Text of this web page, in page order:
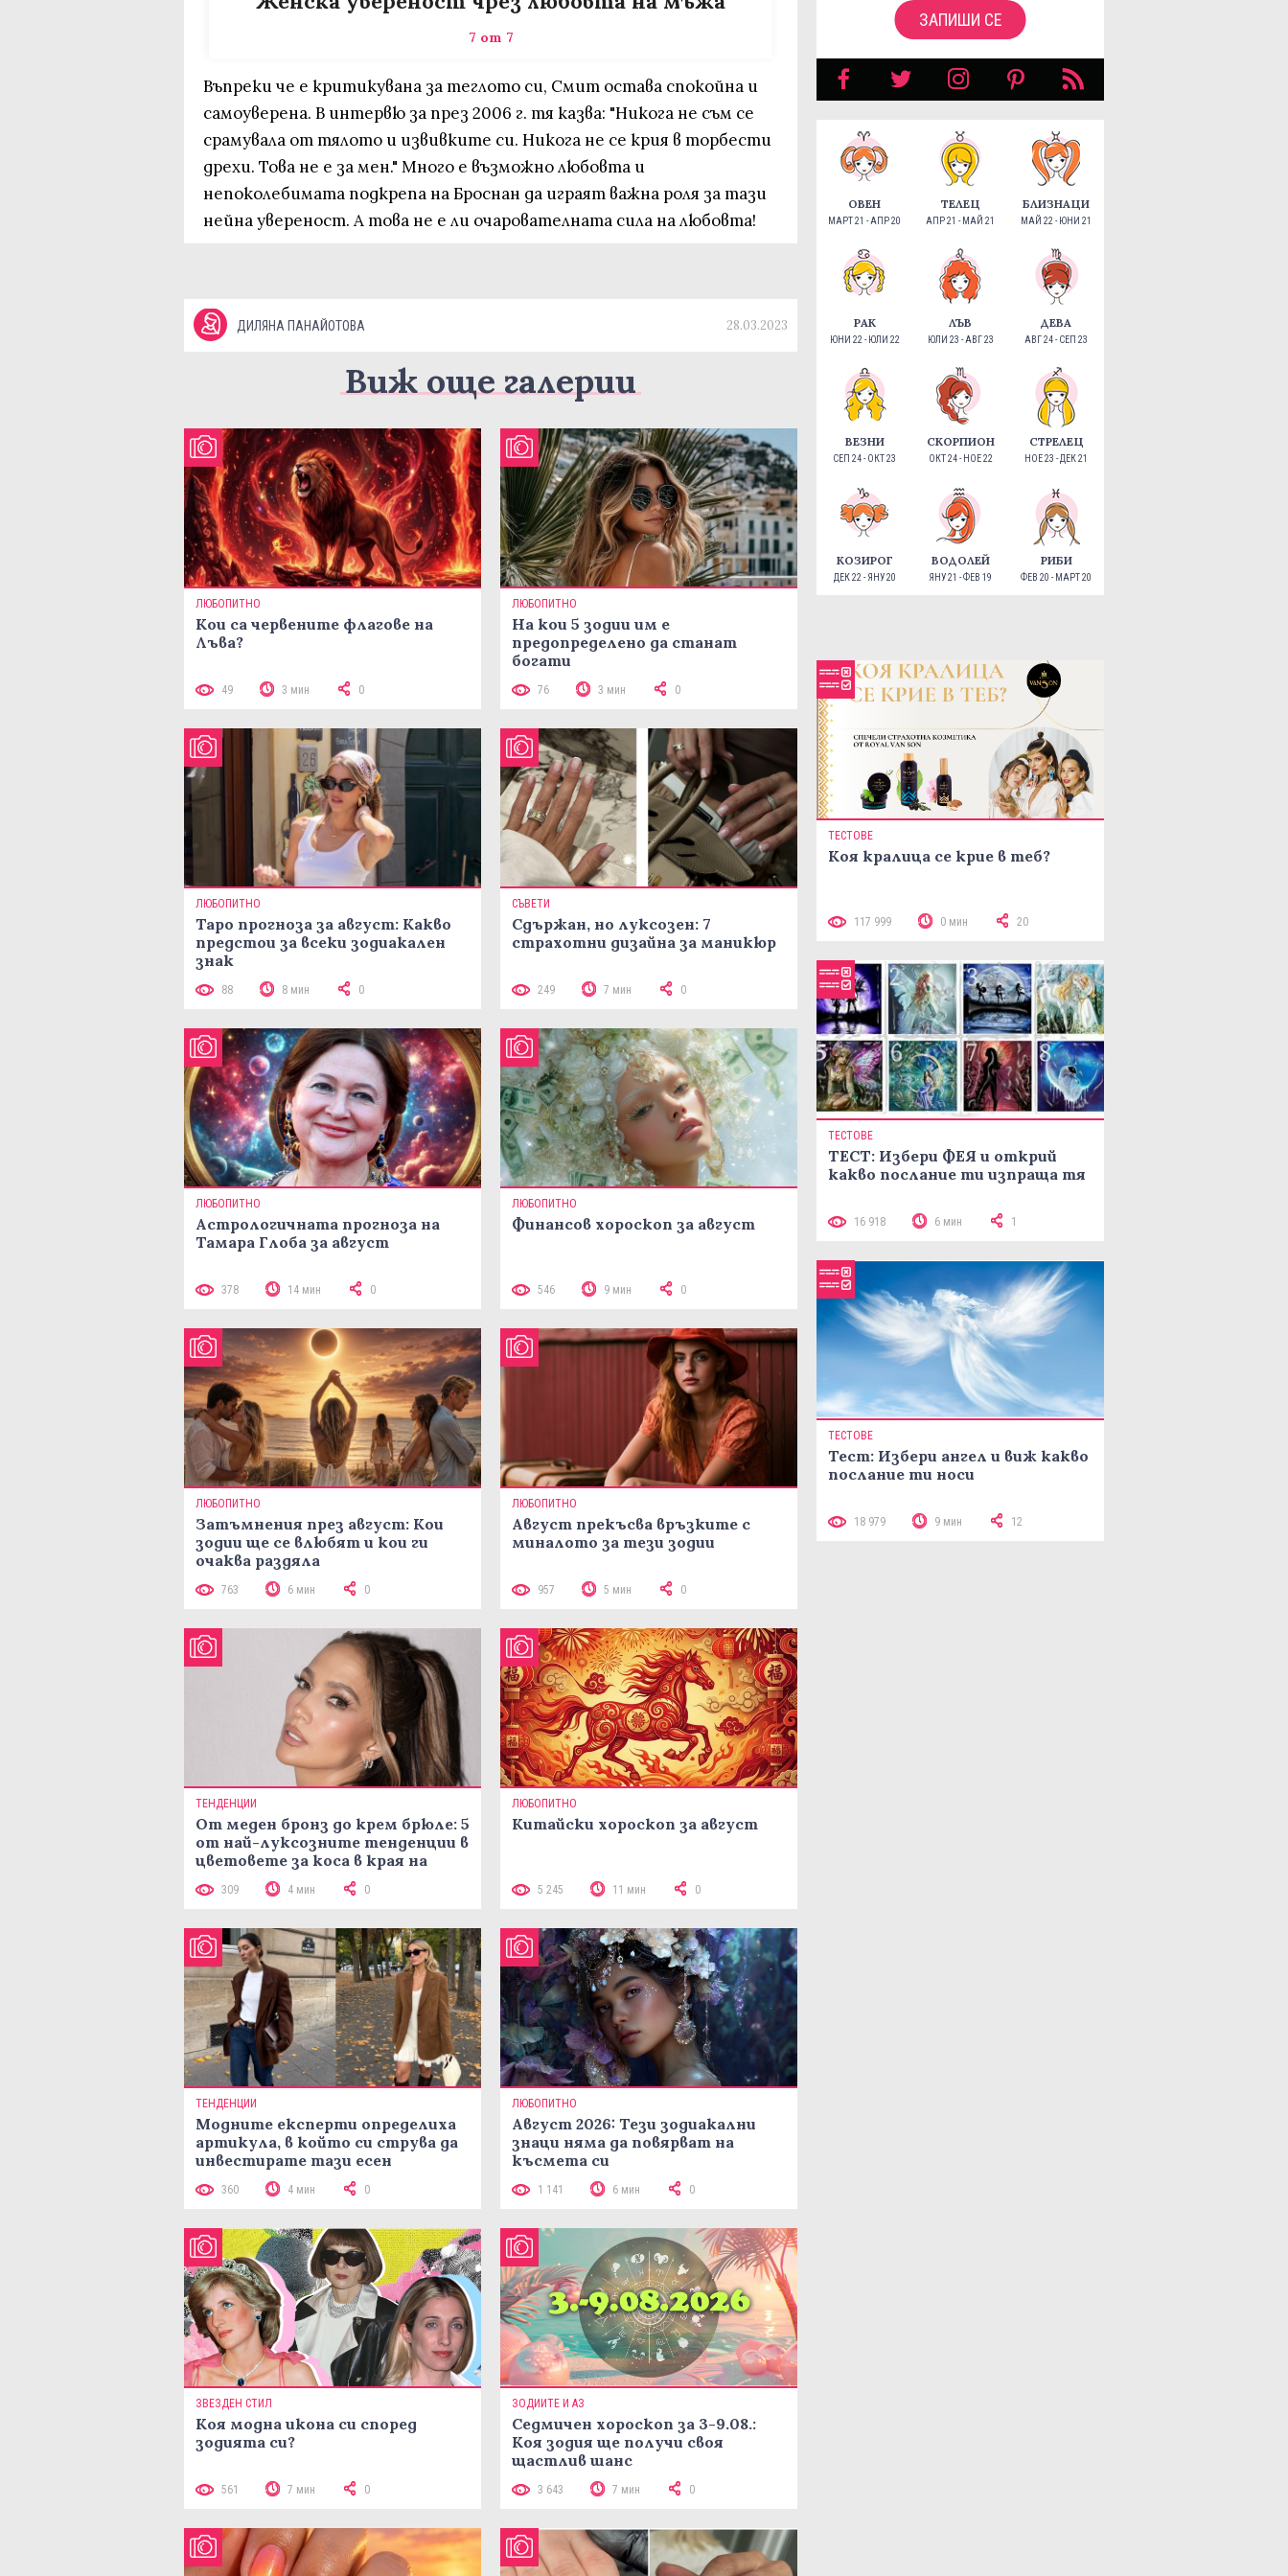
7 от 7
Въпреки че е критикувана за теглото си, Смит остава спокойна и
самоуверена. В интервю за през 2006 г. тя казва: "Никога не съм се
срамувала от тялото и извивките си. Никога не се крия в торбести
дрехи. Това не е за мен." Много е възможно любовта и
непоколебимата подкрепа на Броснан да играят важна роля за тази
нейна увереност. А това не е ли очарователната сила на любовта!
ДИЛЯНА ПАНАЙОТОВА 28.03.2023
Виж още галерии
ЛЮБОПИТНО
Кои са червените флагове на
Лъва?
49 3 мин 0
ЛЮБОПИТНО
На кои 5 зодии им е
предопределено да станат
богати
76 3 мин 0
ЛЮБОПИТНО
Таро прогноза за август: Какво
предстои за всеки зодиакален
знак
88 8 мин 0
СЪВЕТИ
Сдържан, но луксозен: 7
страхотни дизайна за маникюр
249 7 мин 0
ЛЮБОПИТНО
Астрологичната прогноза на
Тамара Глоба за август
378 14 мин 0
ЛЮБОПИТНО
Финансов хороскоп за август
546 9 мин 0
ЛЮБОПИТНО
Затъмнения през август: Кои
зодии ще се влюбят и кои ги
очаква раздяла
763 6 мин 0
ЛЮБОПИТНО
Август прекъсва връзките с
миналото за тези зодии
957 5 мин 0
ТЕНДЕНЦИИ
От меден бронз до крем брюле: 5
от най-луксозните тенденции в
цветовете за коса в края на
309 4 мин 0
ЛЮБОПИТНО
Китайски хороскоп за август
5 245 11 мин 0
ТЕНДЕНЦИИ
Модните експерти определиха
артикула, в който си струва да
инвестирате тази есен
360 4 мин 0
ЛЮБОПИТНО
Август 2026: Тези зодиакални
знаци няма да повярват на
късмета си
1 141 6 мин 0
ЗВЕЗДЕН СТИЛ
Коя модна икона си според
зодията си?
561 7 мин 0
ЗОДИИТЕ И АЗ
Седмичен хороскоп за 3-9.08.:
Коя зодия ще получи своя
щастлив шанс
3 643 7 мин 0
ЗАПИШИ СЕ
ОВЕН
МАРТ 21 - АПР 20
ТЕЛЕЦ
АПР 21 - МАЙ 21
БЛИЗНАЦИ
МАЙ 22 - ЮНИ 21
РАК
ЮНИ 22 - ЮЛИ 22
ЛЪВ
ЮЛИ 23 - АВГ 23
ДЕВА
АВГ 24 - СЕП 23
ВЕЗНИ
СЕП 24 - ОКТ 23
СКОРПИОН
ОКТ 24 - НОЕ 22
СТРЕЛЕЦ
НОЕ 23 - ДЕК 21
КОЗИРОГ
ДЕК 22 - ЯНУ 20
ВОДОЛЕЙ
ЯНУ 21 - ФЕВ 19
РИБИ
ФЕВ 20 - МАРТ 20
ТЕСТОВЕ
Коя кралица се крие в теб?
117 999 0 мин 20
ТЕСТОВЕ
ТЕСТ: Избери ФЕЯ и открий
какво послание ти изпраща тя
16 918 6 мин 1
ТЕСТОВЕ
Тест: Избери ангел и виж какво
послание ти носи
18 979 9 мин 12